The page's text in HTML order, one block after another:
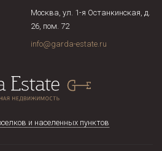
Москва, ул. 1-я Останкинская, д.
26, пом. 72
info@garda-estate.ru
и населенных пунктов